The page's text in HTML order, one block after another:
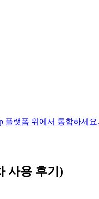
플랫폼 위에서 통합하세요.
사용 후기)